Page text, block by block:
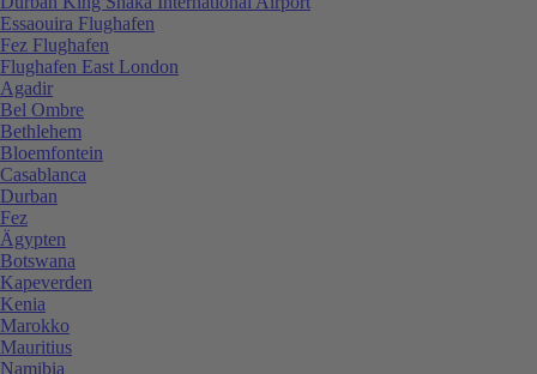
Essaouira Flughafen
Fez Flughafen
Flughafen East London
Agadir
Bel Ombre
Bethlehem
Bloemfontein
Casablanca
Durban
Fez
Ägypten
Botswana
Kapeverden
Kenia
Marokko
Mauritius
Namibia